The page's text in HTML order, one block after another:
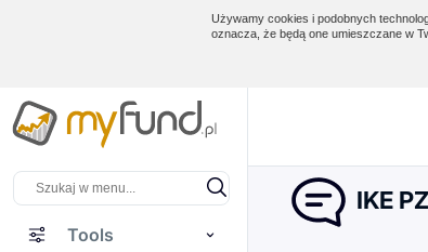
Używamy cookies i podobnych
oznacza, że będą one umieszczane w
Tools
IKE